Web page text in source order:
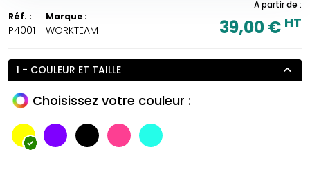
Réf. :
P4001
Marque :
WORKTEAM
A partir de :
39,00 € HT
1 - COULEUR ET TAILLE
Choisissez votre couleur :